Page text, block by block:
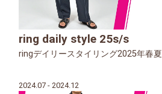
ring daily style 25s/s
ringデイリースタイリング2025年春夏
2024.07 - 2024.12